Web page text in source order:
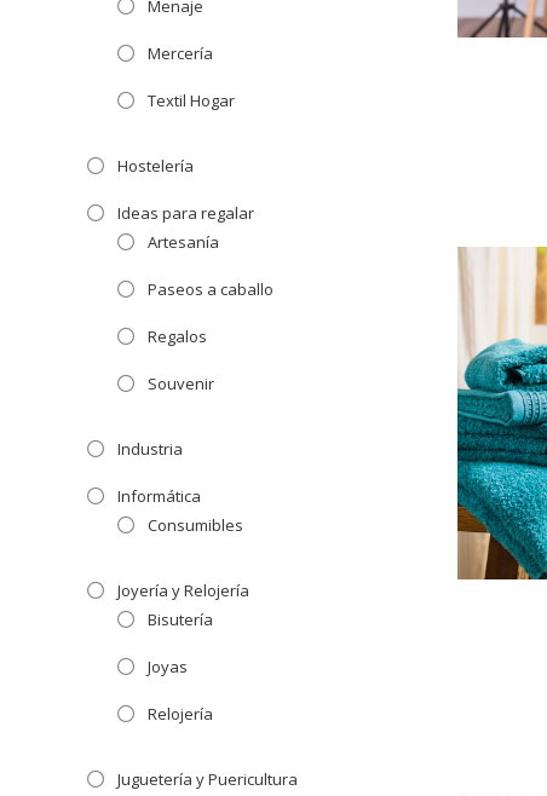
Menaje
Mercería
Textil Hogar
Hostelería
Ideas para regalar
Artesanía
Paseos a caballo
Regalos
Souvenir
Industria
Informática
Consumibles
Joyería y Relojería
Bisutería
Joyas
Relojería
Juguetería y Puericultura